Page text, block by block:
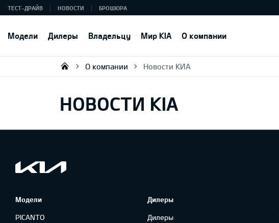
Модели Дилеры Владельцу Мир KIA О компании
ТЕСТ-ДРАЙВ НОВОСТИ БРОШЮРА
KIA AUTO AS
О компании Новости КИА
НОВОСТИ KIA
Модели
PICANTO
Дилеры
Дилеры